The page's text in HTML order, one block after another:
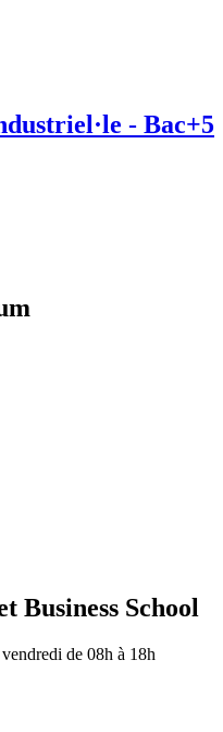
- Bac+5
Business School
de 08h à 18h